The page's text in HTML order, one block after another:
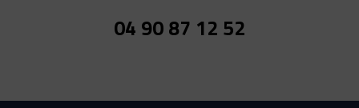
04 90 87 12 52